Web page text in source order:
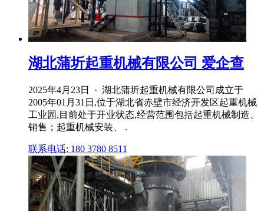
湖北蒲圻起重机械有限公司 爱企查
2025年4月23日 · 湖北蒲圻起重机械有限公司成立于
2005年01月31日,位于湖北省赤壁市经济开发区起重机械
工业园,目前处于开业状态,经营范围包括起重机械制造、
销售；起重机械安装、 .
联系电话: 180 3780 8511